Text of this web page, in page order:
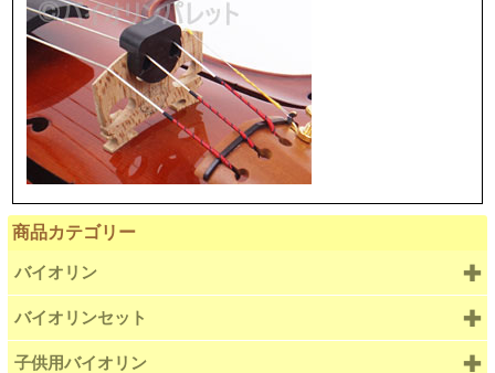
商品カテゴリー
バイオリン
バイオリンセット
子供用バイオリン